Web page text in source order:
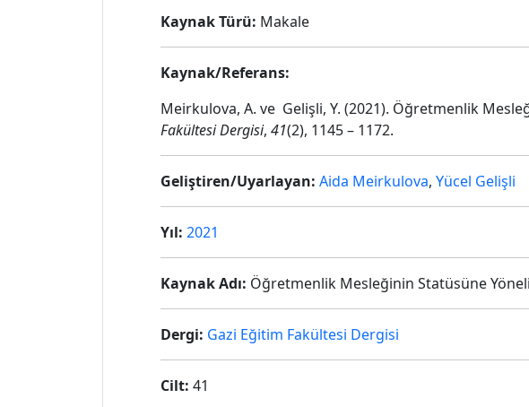
Kaynak Türü: Makale
Kaynak/Referans:
Meirkulova, A. ve Gelişli, Y. (2021). Öğretmenlik
Fakültesi Dergisi, 41(2), 1145 – 1172.
Geliştiren/Uyarlayan: Aida Meirkulova, Yücel Gelişli
Yıl: 2021
Kaynak Adı: Öğretmenlik Mesleğinin Statüsüne
Dergi: Gazi Eğitim Fakültesi Dergisi
Cilt: 41